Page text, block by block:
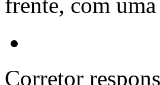
Corretor